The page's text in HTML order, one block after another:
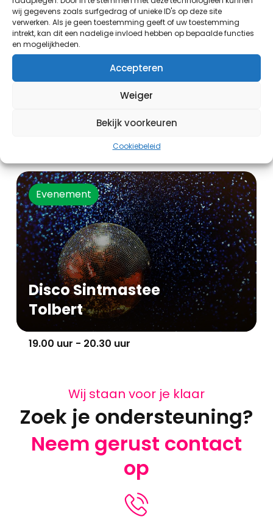
wij gegevens zoals surfgedrag of unieke ID's op deze site
verwerken. Als je geen toestemming geeft of uw toestemming
intrekt, kan dit een nadelige invloed hebben op bepaalde functies
en mogelijkheden.
Accepteren
Weiger
Bekijk voorkeuren
Cookiebeleid
Zijlnieuws TV
19:00 uur - 20:00 uur
Evenement
Disco Sintmastee
Tolbert
19.00 uur - 20.30 uur
Wij staan voor je klaar
Zoek je ondersteuning?
Neem gerust contact
op